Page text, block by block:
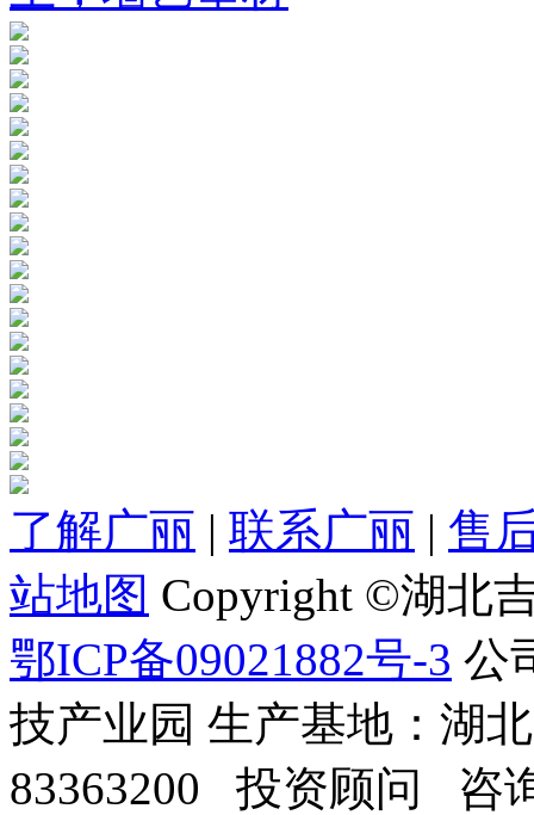
了解广丽 | 联系广丽 | 售
站地图 Copyright ©湖北
鄂ICP备09021882号-3 公
技产业园 生产基地：湖
83363200 投资顾问 咨